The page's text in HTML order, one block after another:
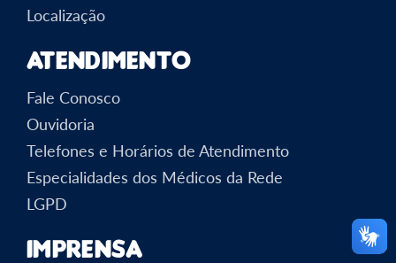
Localização
Atendimento
Fale Conosco
Ouvidoria
Telefones e Horários de Atendimento
Especialidades dos Médicos da Rede
LGPD
Imprensa